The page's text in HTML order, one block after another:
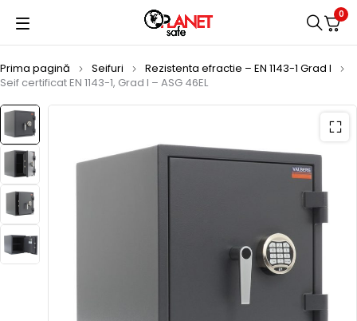
0
Prima pagină Seifuri
Rezistenta efractie – EN 1143-1 Grad I
Seif certificat EN 1143-1, Grad I – ASG 46EL